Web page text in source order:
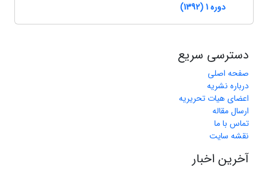
دوره 1 (1392)
دسترسی سریع
صفحه اصلی
درباره نشریه
اعضای هیات تحریریه
ارسال مقاله
تماس با ما
نقشه سایت
آخرین اخبار